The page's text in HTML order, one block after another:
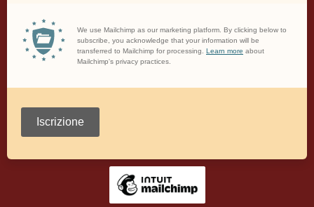
We use Mailchimp as our marketing platform. By clicking below to
subscribe, you acknowledge that your information will be
transferred to Mailchimp for processing. Learn more about
Mailchimp's privacy practices.